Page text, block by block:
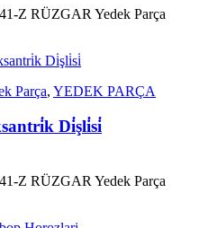
Z RÜZGAR Yedek Parça
Parça, YEDEK PARÇA
Di̇şli̇si̇
Z RÜZGAR Yedek Parça